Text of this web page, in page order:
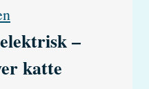
–
katte